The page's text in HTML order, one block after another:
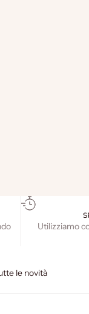
Utilizziamo
le novità